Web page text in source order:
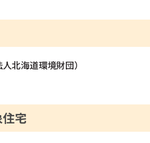
北海道環境財団）
宅